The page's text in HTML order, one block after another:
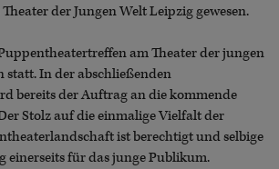
der Jungen Welt Leipzig gewesen.
am Theater der jungen
statt. In der abschließenden
bereits der Auftrag an die kommende
Stolz auf die einmalige Vielfalt der
ist berechtigt und selbige
einerseits für das junge Publikum.